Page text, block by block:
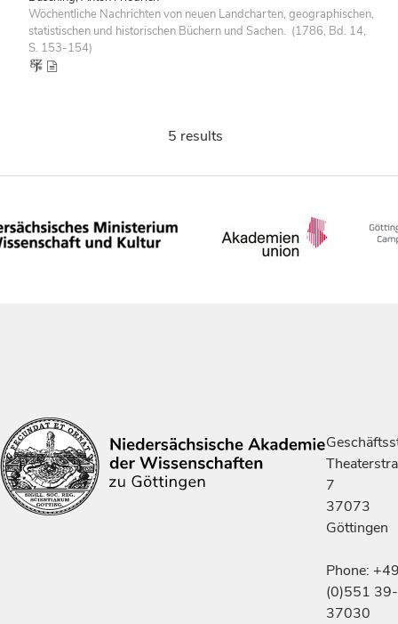
Wöchentliche Nachrichten von neuen Landcharten, geographischen,
statistischen und historischen Büchern und Sachen. (1786, Bd. 14,
S. 153-154)
5 results
7
37073
Göttingen
Phone:
(0)551 39-
37030